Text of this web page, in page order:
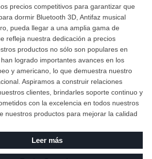
precios competitivos para garantizar que
dormir Bluetooth 3D, Antifaz musical
pueda llegar a una amplia gama de
refleja nuestra dedicación a precios
productos no sólo son populares en
logrado importantes avances en los
y americano, lo que demuestra nuestro
Aspiramos a construir relaciones
clientes, brindarles soporte continuo y
con la excelencia en todos nuestros
nuestros productos para mejorar la calidad
Leer más